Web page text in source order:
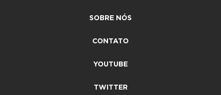
SOBRE NÓS
CONTATO
YOUTUBE
TWITTER